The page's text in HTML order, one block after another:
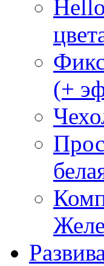
(+